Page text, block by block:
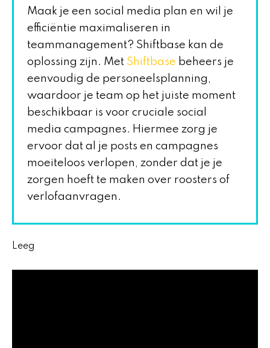
Maak je een social media plan en wil je
efficiëntie maximaliseren in
teammanagement? Shiftbase kan de
oplossing zijn. Met Shiftbase beheers je
eenvoudig de personeelsplanning,
waardoor je team op het juiste moment
beschikbaar is voor cruciale social
media campagnes. Hiermee zorg je
ervoor dat al je posts en campagnes
moeiteloos verlopen, zonder dat je je
zorgen hoeft te maken over roosters of
verlofaanvragen.
Leeg